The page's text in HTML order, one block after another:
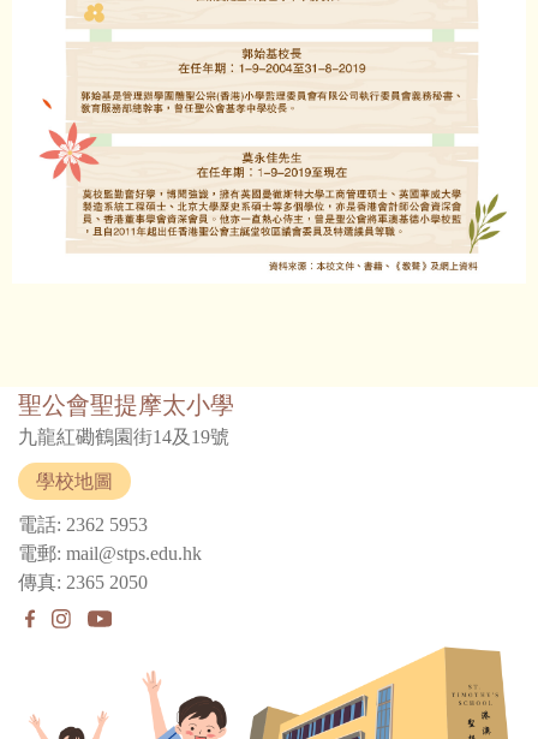
聖公會聖提摩太小學
九龍紅磡鶴園街14及19號
學校地圖
電話: 2362 5953
電郵: mail@stps.edu.hk
傳真: 2365 2050